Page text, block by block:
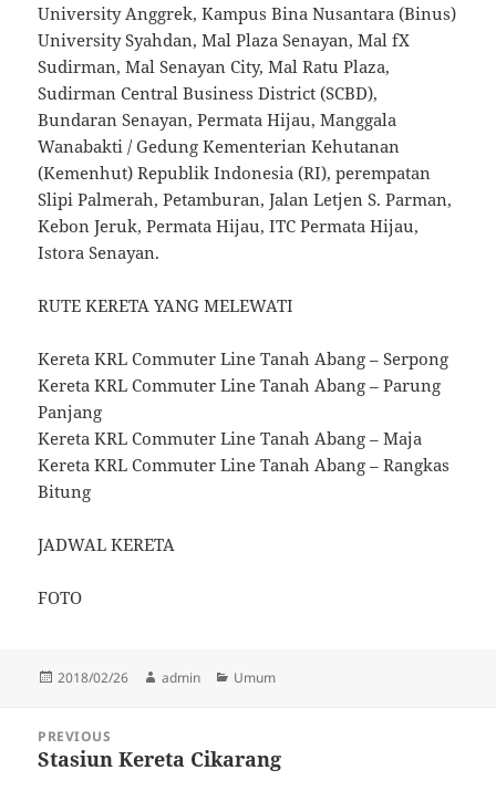
University Anggrek, Kampus Bina Nusantara (Binus)
University Syahdan, Mal Plaza Senayan, Mal fX
Sudirman, Mal Senayan City, Mal Ratu Plaza,
Sudirman Central Business District (SCBD),
Bundaran Senayan, Permata Hijau, Manggala
Wanabakti / Gedung Kementerian Kehutanan
(Kemenhut) Republik Indonesia (RI), perempatan
Slipi Palmerah, Petamburan, Jalan Letjen S. Parman,
Kebon Jeruk, Permata Hijau, ITC Permata Hijau,
Istora Senayan.
RUTE KERETA YANG MELEWATI
Kereta KRL Commuter Line Tanah Abang – Serpong
Kereta KRL Commuter Line Tanah Abang – Parung
Panjang
Kereta KRL Commuter Line Tanah Abang – Maja
Kereta KRL Commuter Line Tanah Abang – Rangkas
Bitung
JADWAL KERETA
FOTO
Posted
2018/02/26 Author
admin Categories
Umum
navigation
PREVIOUS
Previous
Stasiun Kereta Cikarang